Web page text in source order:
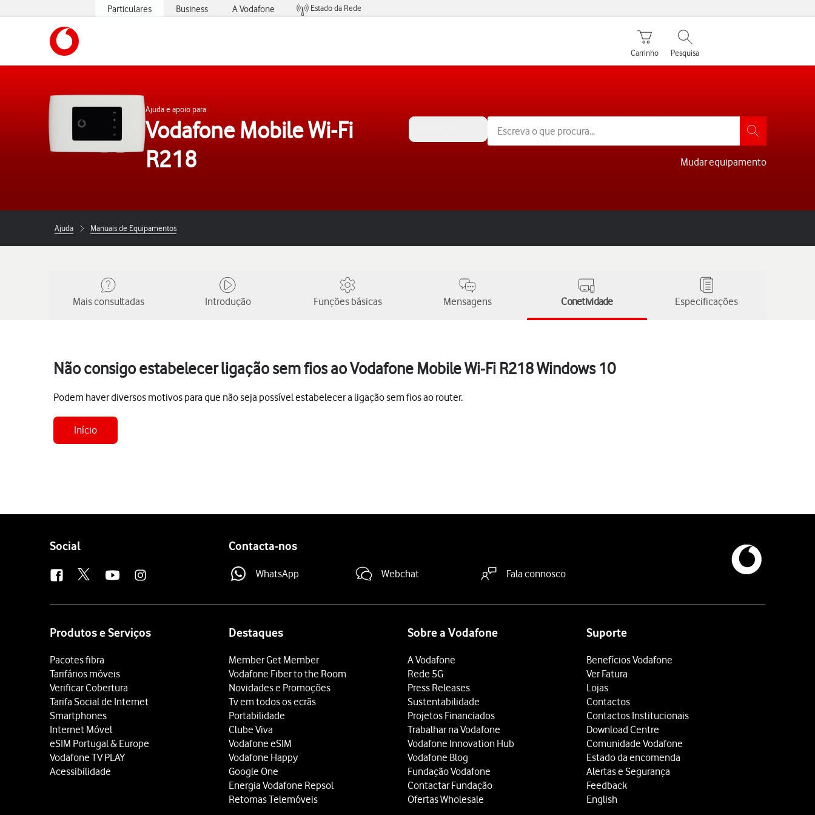
Particulares Business A Vodafone
Estado da Rede
Carrinho de compras
Carrinho
Pesquisar
Pesquisa
Ajuda e apoio para
Vodafone Mobile Wi-Fi
R218
Mudar equipamento
Ajuda Manuais de Equipamentos
Mais consultadas Introdução Funções básicas Mensagens Conetividade Especificações
Não consigo estabelecer ligação sem fios ao Vodafone Mobile Wi-Fi R218 Windows 10
Podem haver diversos motivos para que não seja possível estabelecer a ligação sem fios ao router.
Início
Follow
Social Contacta-nos
WhatsApp Webchat Fala connosco
Produtos e Serviços
Pacotes fibra
Tarifários móveis
Verificar Cobertura
Tarifa Social de Internet
Smartphones
Internet Móvel
eSIM Portugal & Europe
Vodafone TV PLAY
Acessibilidade
Destaques
Member Get Member
Vodafone Fiber to the Room
Novidades e Promoções
Tv em todos os ecrãs
Portabilidade
Clube Viva
Vodafone eSIM
Vodafone Happy
Google One
Energia Vodafone Repsol
Retomas Telemóveis
Sobre a Vodafone
A Vodafone
Rede 5G
Press Releases
Sustentabilidade
Projetos Financiados
Trabalhar na Vodafone
Vodafone Innovation Hub
Vodafone Blog
Fundação Vodafone
Contactar Fundação
Ofertas Wholesale
Suporte
Benefícios Vodafone
Ver Fatura
Lojas
Contactos
Contactos Institucionais
Download Centre
Comunidade Vodafone
Estado da encomenda
Alertas e Segurança
Feedback
English